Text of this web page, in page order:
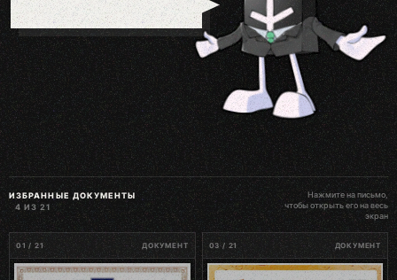
ИЗБРАННЫЕ ДОКУМЕНТЫ
4 ИЗ 21
Нажмите на письмо,
чтобы открыть его на весь
экран
01 / 21 ДОКУМЕНТ 03 / 21 ДОКУМЕНТ